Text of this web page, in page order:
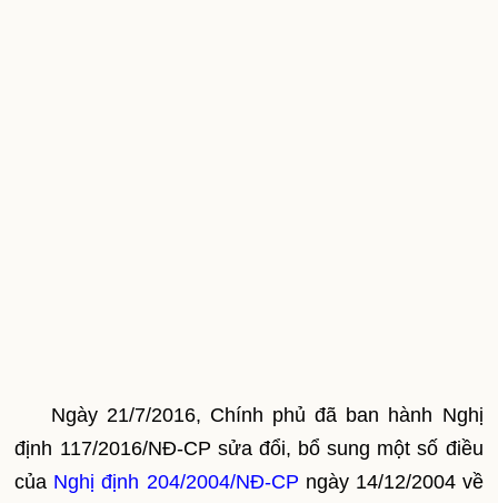
Ngày 21/7/2016, Chính phủ đã ban hành Nghị
định 117/2016/NĐ-CP sửa đổi, bổ sung một số điều
của Nghị định 204/2004/NĐ-CP ngày 14/12/2004 về